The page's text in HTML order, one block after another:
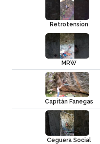
Retrotension
MRW
Capitán Fanegas
Ceguera Social